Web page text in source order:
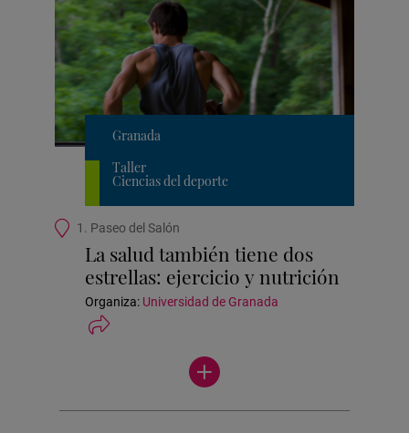
Granada
Taller
Ciencias del deporte
Ubicación
actividad
1. Paseo del Salón
La salud también tiene dos
estrellas: ejercicio y nutrición
Organiza: Universidad de Granada
Ver
más